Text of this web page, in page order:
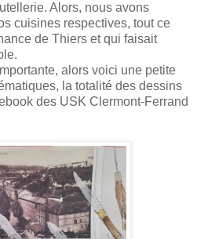
Alors, nous avons
cuisines respectives, tout ce
de Thiers et qui faisait
alors voici une petite
la totalité des dessins
des USK Clermont-Ferrand